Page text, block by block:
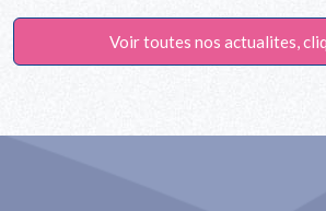
Voir toutes nos actualites,